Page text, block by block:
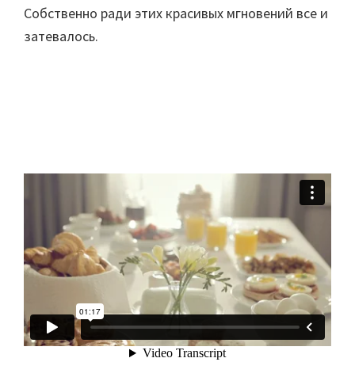
Собственно ради этих красивых мгновений все и
затевалось.